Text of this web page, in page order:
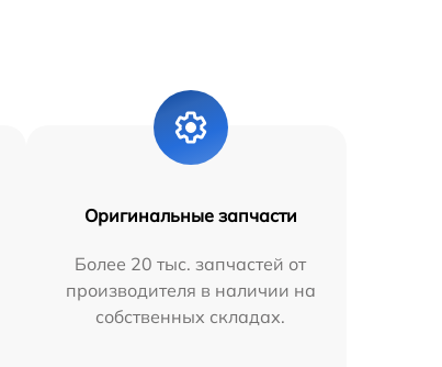
Оригинальные запчасти
Более 20 тыс. запчастей от
производителя в наличии на
собственных складах.